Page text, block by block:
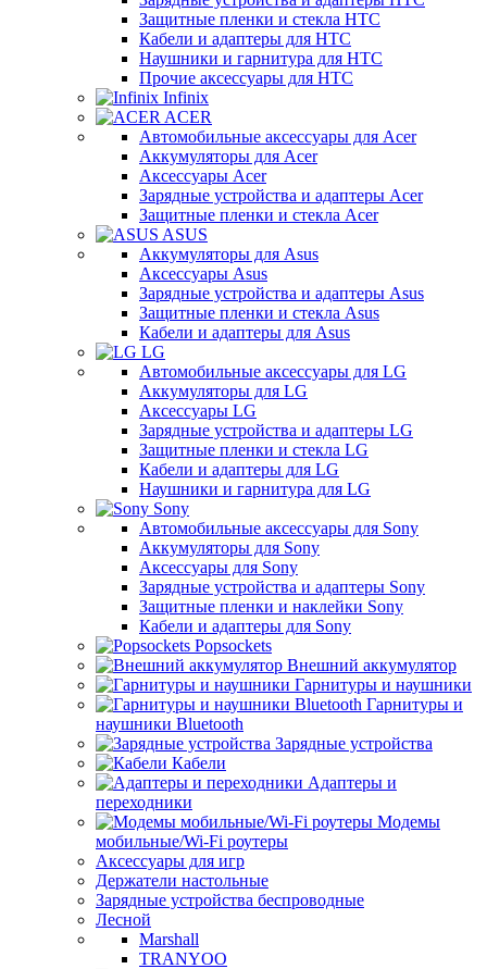
Защитные пленки и стекла HTC
Кабели и адаптеры для HTC
Наушники и гарнитура для HTC
Прочие аксессуары для HTC
Infinix
ACER
Автомобильные аксессуары для Acer
Аккумуляторы для Acer
Аксессуары Acer
Зарядные устройства и адаптеры Acer
Защитные пленки и стекла Acer
ASUS
Аккумуляторы для Asus
Аксессуары Asus
Зарядные устройства и адаптеры Asus
Защитные пленки и стекла Asus
Кабели и адаптеры для Asus
LG
Автомобильные аксессуары для LG
Аккумуляторы для LG
Аксессуары LG
Зарядные устройства и адаптеры LG
Защитные пленки и стекла LG
Кабели и адаптеры для LG
Наушники и гарнитура для LG
Sony
Автомобильные аксессуары для Sony
Аккумуляторы для Sony
Аксессуары для Sony
Зарядные устройства и адаптеры Sony
Защитные пленки и наклейки Sony
Кабели и адаптеры для Sony
Popsockets
Внешний аккумулятор
Гарнитуры и наушники
Гарнитуры и
наушники Bluetooth
Зарядные устройства
Кабели
Адаптеры и
переходники
Модемы
мобильные/Wi-Fi роутеры
Аксессуары для игр
Держатели настольные
Зарядные устройства беспроводные
Лесной
Marshall
TRANYOO